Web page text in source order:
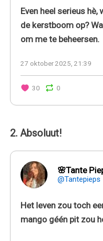
Even heel serieus
de kerstboom op?
om me te beheersen.
27 oktober 2025, 21:39
30 0
2. Absoluut!
🌸Tante
@Tantepieps
Het leven zou toch
mango géén pit zou